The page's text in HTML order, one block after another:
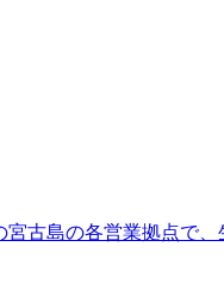
古島の各営業拠点で